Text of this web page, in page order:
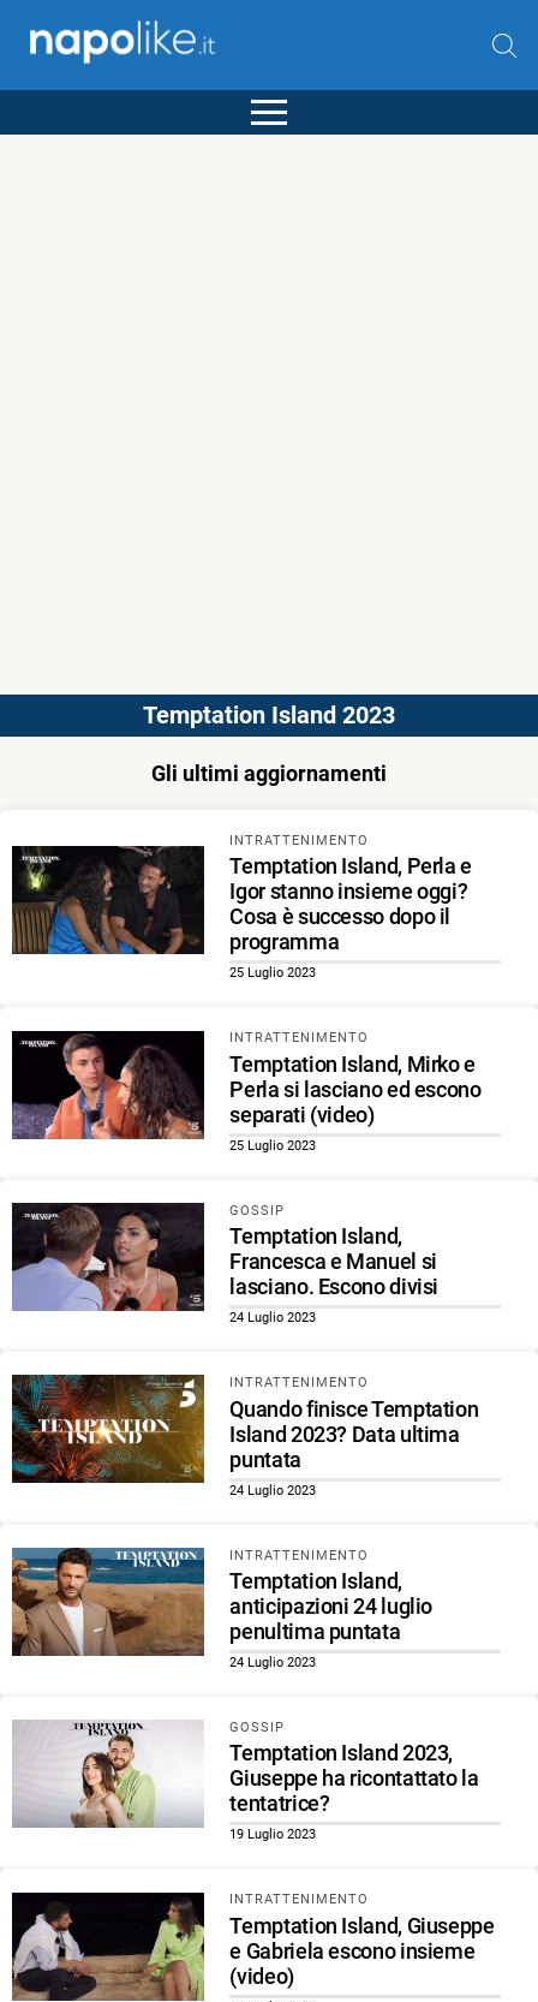
Temptation Island 2023
Gli ultimi aggiornamenti
INTRATTENIMENTO
Temptation Island, Perla e
Igor stanno insieme oggi?
Cosa è successo dopo il
programma
25 Luglio 2023
INTRATTENIMENTO
Temptation Island, Mirko e
Perla si lasciano ed escono
separati (video)
25 Luglio 2023
GOSSIP
Temptation Island,
Francesca e Manuel si
lasciano. Escono divisi
24 Luglio 2023
INTRATTENIMENTO
Quando finisce Temptation
Island 2023? Data ultima
puntata
24 Luglio 2023
INTRATTENIMENTO
Temptation Island,
anticipazioni 24 luglio
penultima puntata
24 Luglio 2023
GOSSIP
Temptation Island 2023,
Giuseppe ha ricontattato la
tentatrice?
19 Luglio 2023
INTRATTENIMENTO
Temptation Island, Giuseppe
e Gabriela escono insieme
(video)